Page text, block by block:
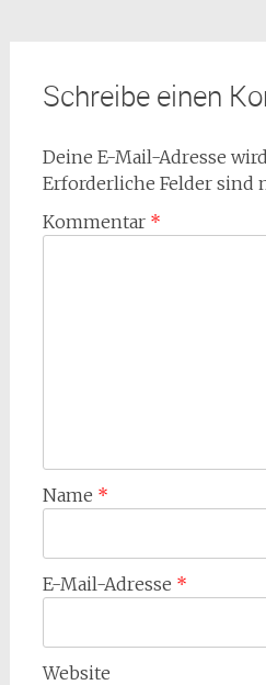
Schreibe einen
Deine E-Mail-Adresse
Erforderliche Felder sind
Kommentar *
Name *
E-Mail-Adresse *
Website